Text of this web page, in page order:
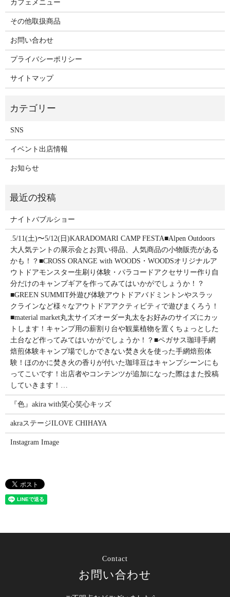
カフェメニュー
その他取扱商品
お問い合わせ
プライバシーポリシー
サイトマップ
SNS
イベント出店情報
お知らせ
ナイトバブルショー
.5/11(土)〜5/12(日)KARADOMARI CAMP FESTA■Alpen Outdoors
大人気テントの展示会とお買い得品、人気商品の小物販売がある
かも！？■CROSS ORANGE with WOODS・WOODSオリジナルア
ウトドアモンスター生刷り体験・パラコードアクセサリー作り自
分だけのキャンプギアを作ってみてはいかがでしょうか！？
■GREEN SUMMIT外遊び体験アウトドアバドミントンやスラッ
クラインなど様々なアウトドアアクティビティで遊びまくろう！
■material market丸太サイズオーダー丸太をお好みのサイズにカッ
トします！キャンプ用の薪割り台や観葉植物を置くちょっとした
土台など作ってみてはいかがでしょうか！？■ペガサス珈琲手網
焙煎体験キャンプ場でしかできない焚き火を使った手網焙煎体
験！ほのかに焚き火の香りが付いた珈琲豆はキャンプシーンにも
ってこいです！出店者やコンテンツが追加になった際はまた投稿
していきます！…
『色』akira with笑心笑心キッズ
akraステージILOVE CHIHAYA
Instagram Image
Contact
お問い合わせ